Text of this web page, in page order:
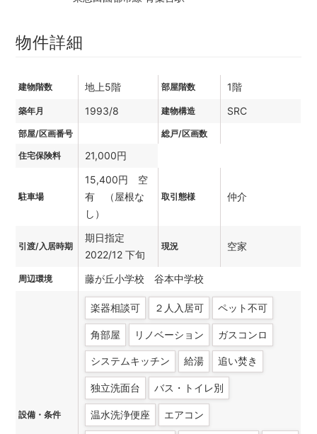
物件詳細
建物階数 地上5階 部屋階数 1階
築年月 1993/8 建物構造 SRC
部屋/区画番号 総戸/区画数
住宅保険料 21,000円
駐車場
15,400円 空
有 （屋根な
し）
取引態様 仲介
引渡/入居時期
期日指定
2022/12 下旬
現況 空家
周辺環境 藤が丘小学校 谷本中学校
設備・条件
楽器相談可 ２人入居可 ペット不可
角部屋 リノベーション ガスコンロ
システムキッチン 給湯 追い焚き
独立洗面台 バス・トイレ別
温水洗浄便座 エアコン